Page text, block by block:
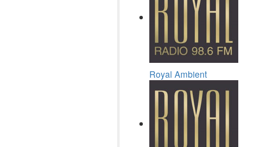
Royal Ambient